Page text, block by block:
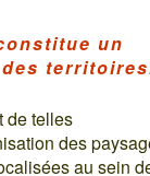
un
de telles
des
au sein